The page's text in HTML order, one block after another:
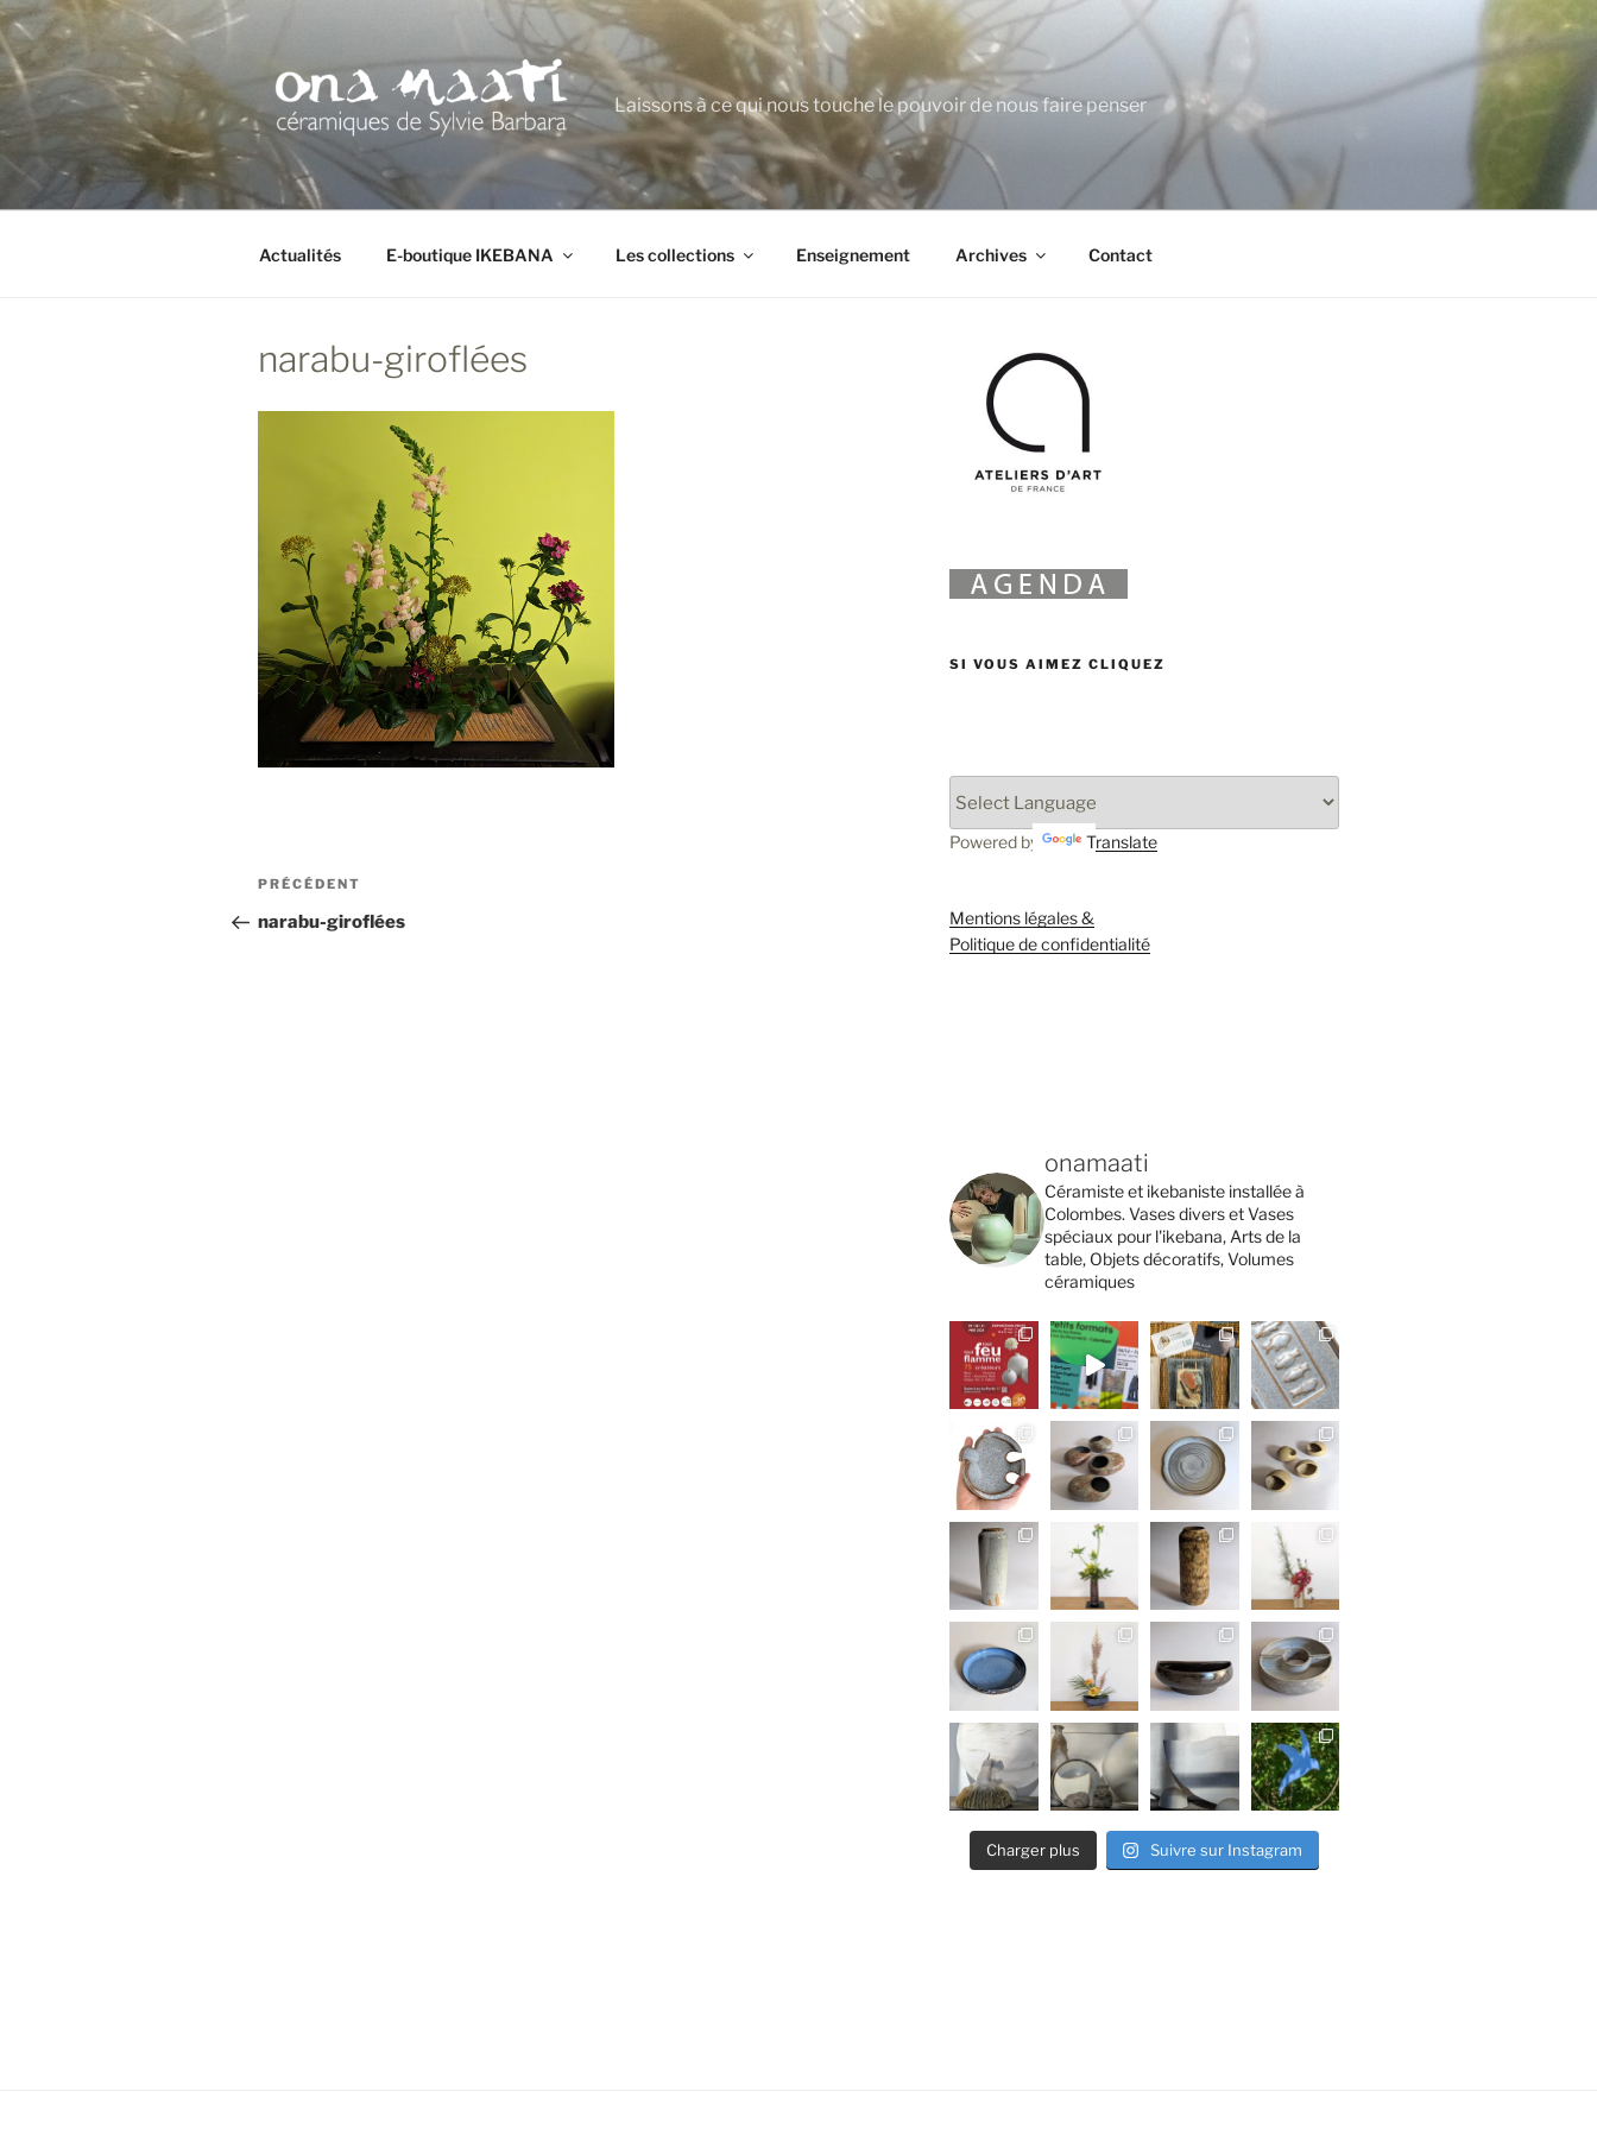
Aller
au
contenu
principal
Laissons à ce qui nous touche le pouvoir de nous faire penser
Actualités E-boutique IKEBANA Les collections Enseignement Archives Contact
narabu-giroflées
Navigation
de
Article
précédent
PRÉCÉDENT
narabu-giroflées
SI VOUS AIMEZ CLIQUEZ
Powered by Translate
Mentions légales &
Politique de confidentialité
onamaati
Céramiste et ikebaniste installée à
Colombes. Vases divers et Vases
spéciaux pour l'ikebana, Arts de la
table, Objets décoratifs, Volumes
céramiques
Charger plus Suivre sur Instagram